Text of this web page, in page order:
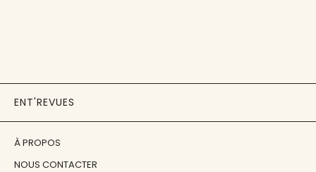
ENT'REVUES
À PROPOS
NOUS CONTACTER